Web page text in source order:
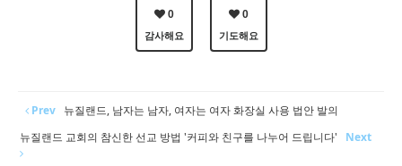
0
감사해요
0
기도해요
Prev 뉴질랜드, 남자는 남자, 여자는 여자 화장실 사용 법안 발의
뉴질랜드 교회의 참신한 선교 방법 '커피와 친구를 나누어 드립니다'
Next